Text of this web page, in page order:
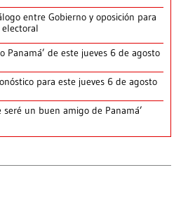
entre Gobierno y oposición para
Panamá’ de este jueves 6 de agosto
para este jueves 6 de agosto
seré un buen amigo de Panamá’